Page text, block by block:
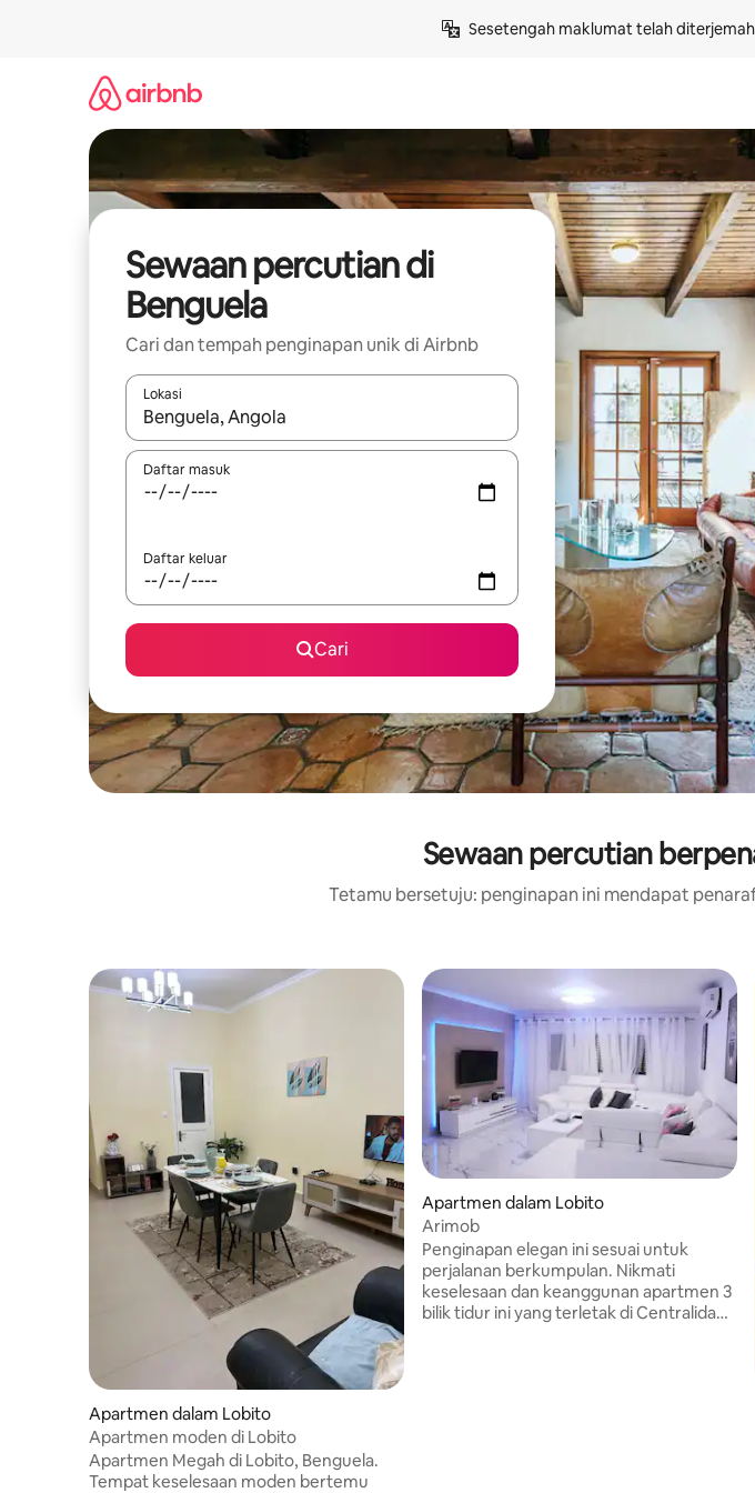
Sesetengah maklumat telah
Sewaan percutian di
Benguela
Cari dan tempah penginapan unik di Airbnb
Lokasi
Apabila hasil tersedia, navigasi dengan kekunci anak panah atas dan bawah atau
Daftar masuk
Daftar keluar
Cari
Sewaan percutian
Tetamu bersetuju: penginapan ini mendapat
Apartmen dalam Lobito
Apartmen moden di Lobito
Apartmen Megah di Lobito, Benguela.
Tempat keselesaan moden bertemu
Apartmen dalam Lobito
Arimob
Penginapan elegan ini sesuai untuk
perjalanan berkumpulan. Nikmati
keselesaan dan keanggunan apartmen 3
bilik tidur ini yang terletak di Centralidade